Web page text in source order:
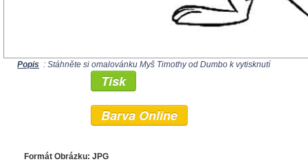
Popis : Stáhněte si omalovánku Myš Timothy od Dumbo k vytisknutí
Tisk
Barva Online
Formát Obrázku: JPG